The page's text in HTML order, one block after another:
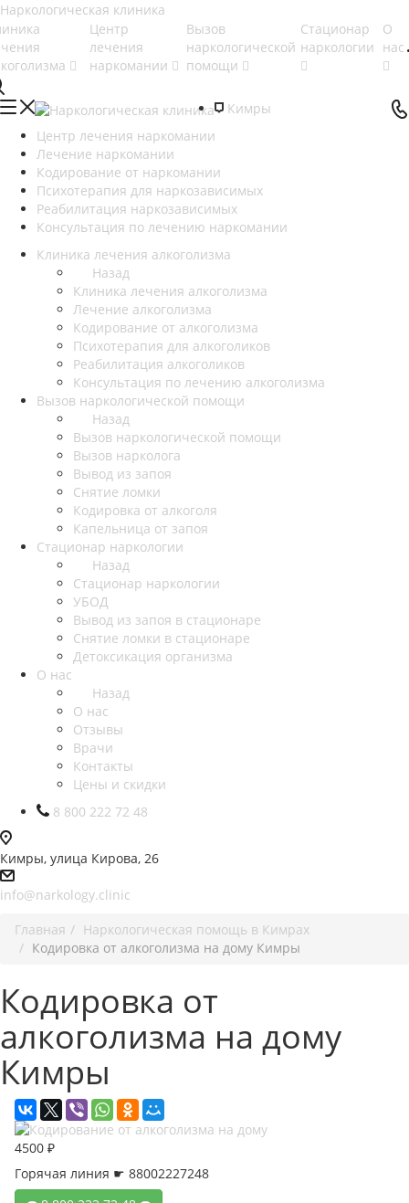
Центр
лечения
наркомании
Вызов
наркологической
помощи
Стационар
наркологии
О
нас
Кимры
Центр лечения наркомании
Лечение наркомании
Кодирование от наркомании
Психотерапия для наркозависимых
Реабилитация наркозависимых
Консультация по лечению наркомании
Клиника лечения алкоголизма
Назад
Клиника лечения алкоголизма
Лечение алкоголизма
Кодирование от алкоголизма
Психотерапия для алкоголиков
Реабилитация алкоголиков
Консультация по лечению алкоголизма
Вызов наркологической помощи
Назад
Вызов наркологической помощи
Вызов нарколога
Вывод из запоя
Снятие ломки
Кодировка от алкоголя
Капельница от запоя
Стационар наркологии
Назад
Стационар наркологии
УБОД
Вывод из запоя в стационаре
Снятие ломки в стационаре
Детоксикация организма
О нас
Назад
О нас
Отзывы
Врачи
Контакты
Цены и скидки
8 800 222 72 48
Кимры, улица Кирова, 26
info@narkology.clinic
Главная
Наркологическая помощь в Кимрах
Кодировка от алкоголизма на дому Кимры
Кодировка от
алкоголизма на дому
Кимры
4500 ₽
Горячая линия ☛ 88002227248